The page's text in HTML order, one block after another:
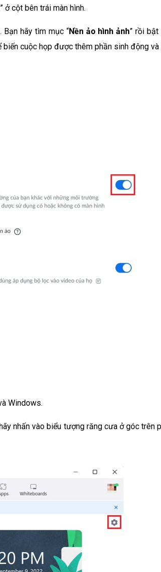
” ở cột bên trái màn hình.
hãy tìm mục “Nền ảo hình ảnh” rồi bật
biến cuộc họp được thêm phần sinh động và
Windows.
nhấn vào biểu tượng răng cưa ở góc trên